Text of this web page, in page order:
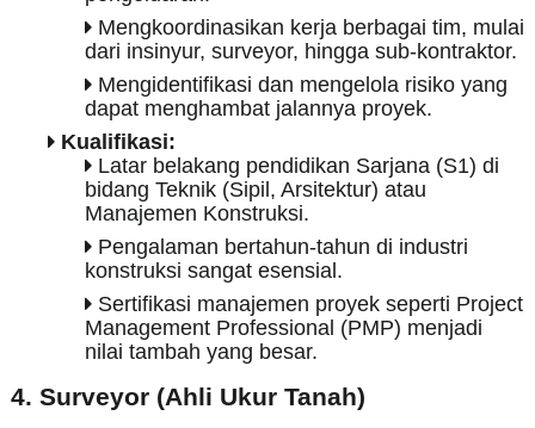
Mengkoordinasikan kerja berbagai tim, mulai
dari insinyur, surveyor, hingga sub-kontraktor.
Mengidentifikasi dan mengelola risiko yang
dapat menghambat jalannya proyek.
Kualifikasi:
Latar belakang pendidikan Sarjana (S1) di
bidang Teknik (Sipil, Arsitektur) atau
Manajemen Konstruksi.
Pengalaman bertahun-tahun di industri
konstruksi sangat esensial.
Sertifikasi manajemen proyek seperti Project
Management Professional (PMP) menjadi
nilai tambah yang besar.
4. Surveyor (Ahli Ukur Tanah)